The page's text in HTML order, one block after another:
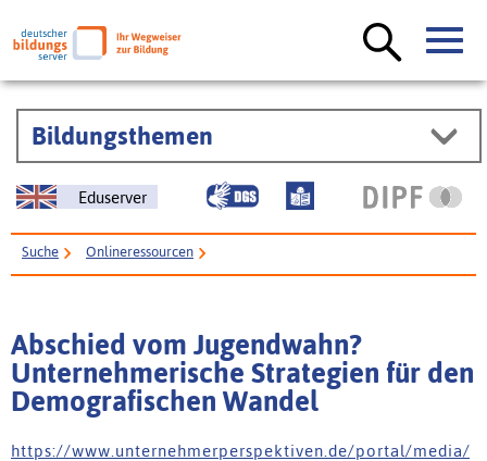
Bildungsthemen
Eduserver
Suche Onlineressourcen
Abschied vom Jugendwahn?
Unternehmerische Strategien für den
Demografischen Wandel
h t t p s : / / w w w . u n t e r n e h m e r p e r s p e k t i v e n . d e / p o r t a l / m e d i a /